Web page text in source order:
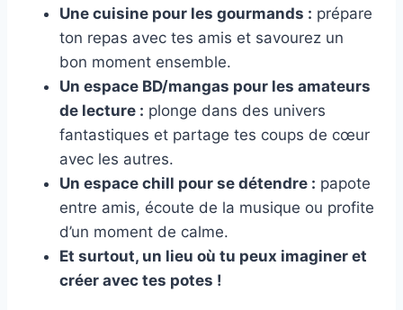
Une cuisine pour les gourmands : prépare
ton repas avec tes amis et savourez un
bon moment ensemble.
Un espace BD/mangas pour les amateurs
de lecture : plonge dans des univers
fantastiques et partage tes coups de cœur
avec les autres.
Un espace chill pour se détendre : papote
entre amis, écoute de la musique ou profite
d’un moment de calme.
Et surtout, un lieu où tu peux imaginer et
créer avec tes potes !